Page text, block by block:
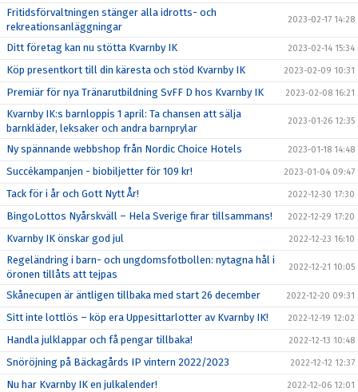
Fritidsförvaltningen stänger alla idrotts- och
rekreationsanläggningar
2023-02-17 14:28
Ditt företag kan nu stötta Kvarnby IK 2023-02-14 15:34
Köp presentkort till din käresta och stöd Kvarnby IK 2023-02-09 10:31
Premiär för nya Tränarutbildning SvFF D hos Kvarnby IK 2023-02-08 16:21
Kvarnby IK:s barnloppis 1 april: Ta chansen att sälja
barnkläder, leksaker och andra barnprylar
2023-01-26 12:35
Ny spännande webbshop från Nordic Choice Hotels 2023-01-18 14:48
Succékampanjen - biobiljetter för 109 kr! 2023-01-04 09:47
Tack för i år och Gott Nytt År! 2022-12-30 17:30
BingoLottos Nyårskväll – Hela Sverige firar tillsammans! 2022-12-29 17:20
Kvarnby IK önskar god jul 2022-12-23 16:10
Regeländring i barn- och ungdomsfotbollen: nytagna hål i
öronen tillåts att tejpas
2022-12-21 10:05
Skånecupen är äntligen tillbaka med start 26 december 2022-12-20 09:31
Sitt inte lottlös – köp era Uppesittarlotter av Kvarnby IK! 2022-12-19 12:02
Handla julklappar och få pengar tillbaka! 2022-12-13 10:48
Snöröjning på Bäckagårds IP vintern 2022/2023 2022-12-12 12:37
Nu har Kvarnby IK en julkalender! 2022-12-06 12:01